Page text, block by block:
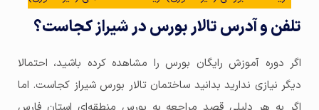
تلفن و آدرس تالار بورس در شیراز کجاست؟
اگر دوره آموزش رایگان بورس را مشاهده کرده باشید، احتمالا
دیگر نیازی ندارید بدانید ساختمان تالار بورس شیراز کجاست. اما